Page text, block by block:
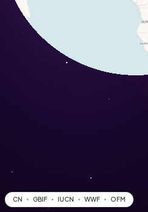
CN GBIF IUCN WWF OFM